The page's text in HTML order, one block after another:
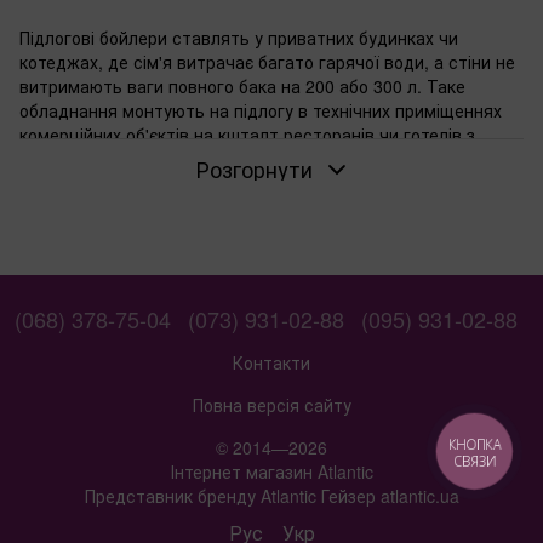
Підлогові бойлери ставлять у приватних будинках чи
котеджах, де сім'я витрачає багато гарячої води, а стіни не
витримають ваги повного бака на 200 або 300 л. Таке
обладнання монтують на підлогу в технічних приміщеннях
комерційних об'єктів на кшталт ресторанів чи готелів з
автономним водопостачанням.
джакузі чи кількома санвузлами — гаряча вода не
Монтажники радять враховувати пікове навантаження:
ранок чи вечір, коли всі миються.
Якщо неможливий настінний монтаж
У старих будинках стіни з газобетону чи гіпсокартону не
тримають 250350 кг повного бойлера. Підлоговий монтаж
спрощує установку — просто ставлять на рівну підлогу.
Циліндрична форма з боковим підводом труб пасує для
вузьких котелень чи комор.
Розгорнути
(068) 378-75-04 (073) 931-02-88 (095) 931-02-88
Контакти
Повна версія сайту
© 2014—2026
Інтернет магазин Atlantic
Представник бренду Atlantic Гейзер atlantic.ua
Рус Укр
КНОПКА
СВЯЗИ